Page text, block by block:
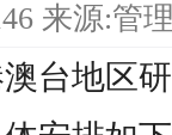
来源:管
台地区